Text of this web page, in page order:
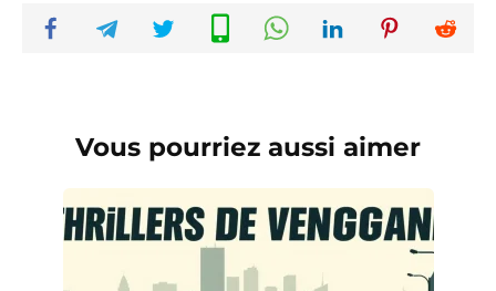
Vous pourriez aussi aimer